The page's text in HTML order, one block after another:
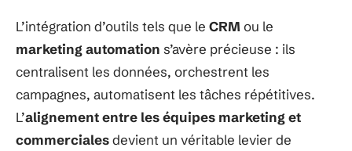
L’intégration d’outils tels que le CRM ou le
marketing automation s’avère précieuse : ils
centralisent les données, orchestrent les
campagnes, automatisent les tâches répétitives.
L’alignement entre les équipes marketing et
commercialesdevient un véritable levier de